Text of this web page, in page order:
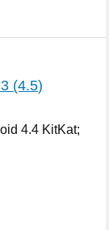
(4.5)
4.4 KitKat;